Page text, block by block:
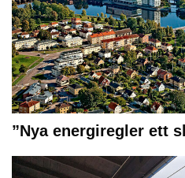
”Nya energiregler ett